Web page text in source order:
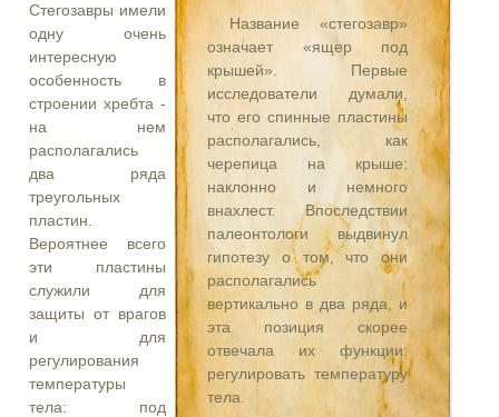
Название «стегозавр»
означает «ящер под
крышей». Первые
исследователи думали,
что его спинные пластины
располагались, как
черепица на крыше:
наклонно и немного
внахлест. Впоследствии
палеонтологи выдвинул
гипотезу о том, что они
располагались
вертикально в два ряда, и
эта позиция скорее
отвечала их функции:
регулировать температуру
тела.
Стегозавры имели
одну очень
интересную
особенность в
строении хребта -
на нем
располагались
два ряда
треугольных
пластин.
Вероятнее всего
эти пластины
служили для
защиты от врагов
и для
регулирования
температуры
тела: под